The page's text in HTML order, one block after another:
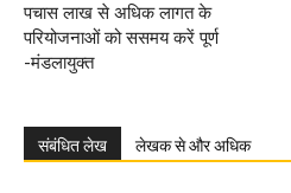
पचास लाख से अधिक लागत के
परियोजनाओं को ससमय करें पूर्ण
-मंडलायुक्त
संबंधित लेख लेखक से और अधिक